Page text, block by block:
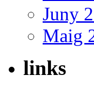
Juny
Maig
links